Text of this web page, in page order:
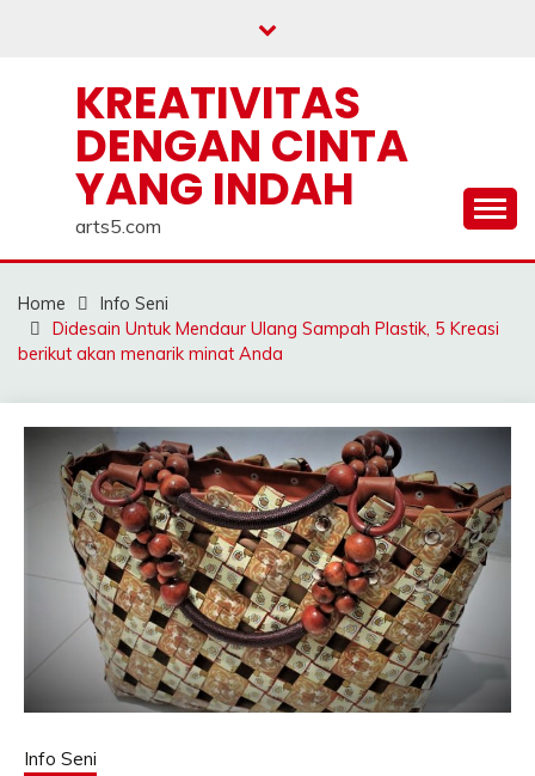
KREATIVITAS
DENGAN CINTA
YANG INDAH
arts5.com
Home
Info Seni
Didesain Untuk Mendaur Ulang Sampah Plastik, 5 Kreasi
berikut akan menarik minat Anda
Info Seni